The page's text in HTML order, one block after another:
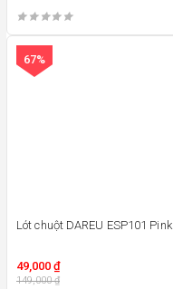
67%
Lót chuột DAREU ESP101 Pink
49,000 ₫
149,000₫